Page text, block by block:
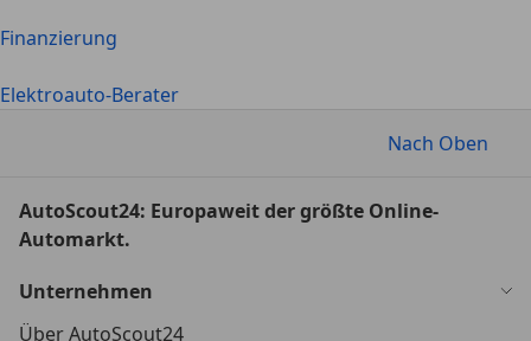
Finanzierung
Elektroauto-Berater
Nach Oben
AutoScout24: Europaweit der größte Online-
Automarkt.
Unternehmen
Über AutoScout24